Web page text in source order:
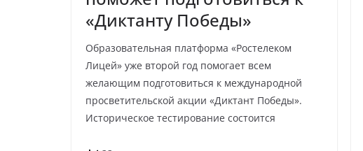
«Диктанту Победы»
Образовательная платформа «Ростелеком
Лицей» уже второй год помогает всем
желающим подготовиться к международной
просветительской акции «Диктант Победы».
Историческое тестирование состоится